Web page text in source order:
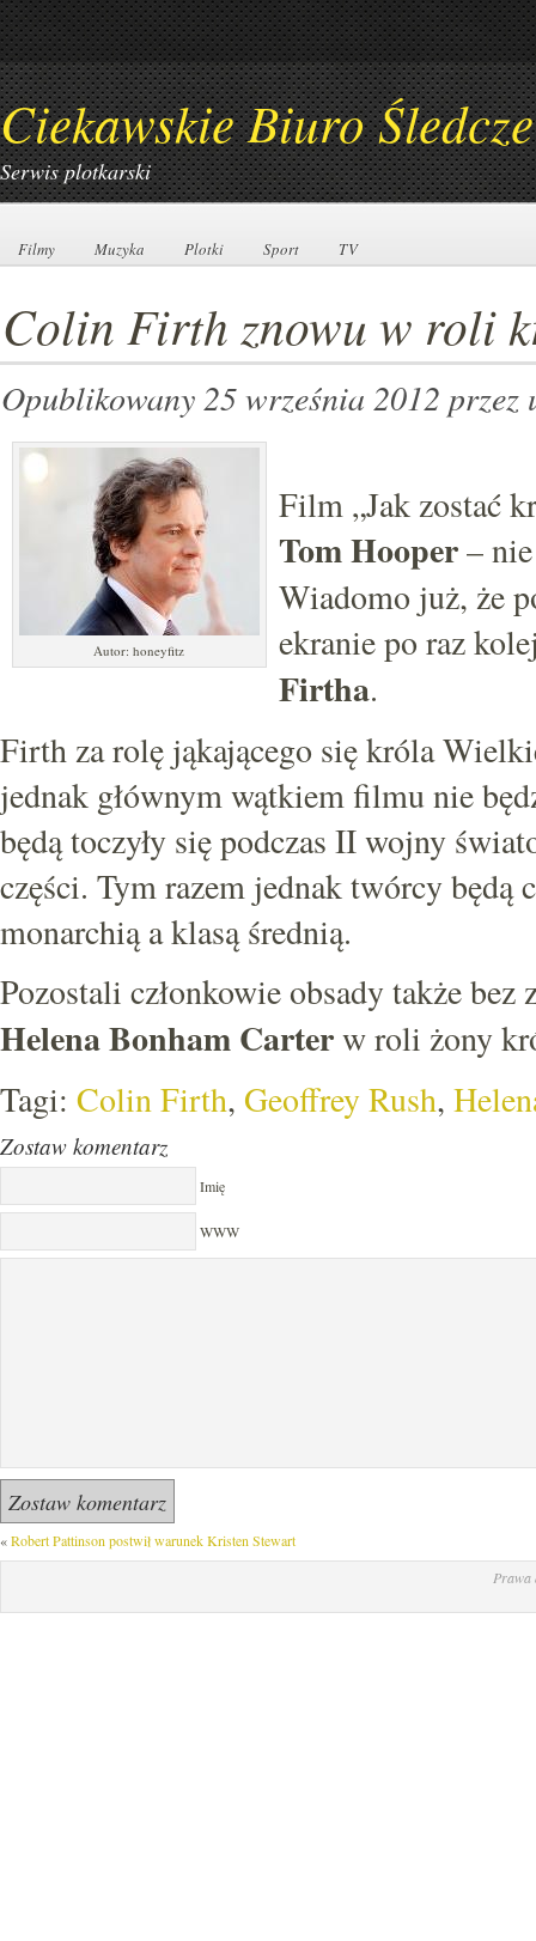
Ciekawskie Biuro Śledcze
Serwis plotkarski
Filmy
Filmy Muzyka
Muzyka Plotki
Plotki Sport
Sport TV
TV
Colin Firth znowu w roli
Opublikowany 25 września 2012 przez
Autor: honeyfitz
Film „Jak zostać
Tom Hooper–
Wiadomo już, że
ekranie po raz
Firtha.
Firth za rolę jąkającego się króla
jednak głównym wątkiem filmu nie
będą toczyły się podczas II wojny
części. Tym razem jednak twórcy
monarchią a klasą średnią.
Pozostali członkowie obsady także
Helena Bonham Carterw roli żony
Tagi: Colin Firth, Geoffrey Rush,
Zostaw komentarz
Imię
WWW
«Robert Pattinson postwił warunek Kristen Stewart